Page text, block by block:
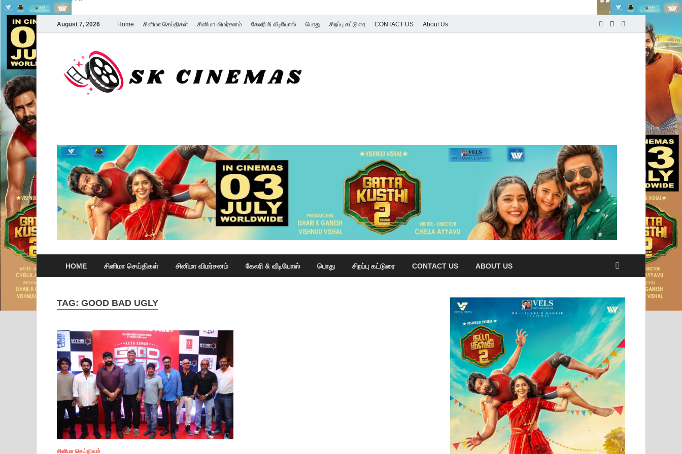
August 7, 2026 Home சினிமா செய்திகள் சினிமா விமர்சனம் கேலரி & வீடியோஸ் பொது சிறப்பு கட்டுரை CONTACT US About Us
HOME சினிமா செய்திகள் சினிமா விமர்சனம் கேலரி & வீடியோஸ் பொது சிறப்பு கட்டுரை CONTACT US ABOUT US
TAG: GOOD BAD UGLY
சினிமா செய்திகள்